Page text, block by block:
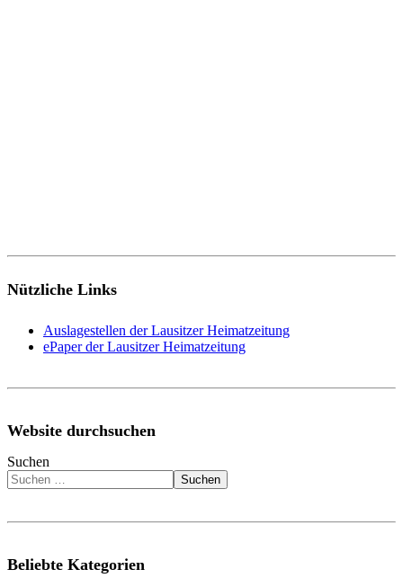
Nützliche Links
Auslagestellen der Lausitzer Heimatzeitung
ePaper der Lausitzer Heimatzeitung
Website durchsuchen
Suchen
Suchen
Beliebte Kategorien